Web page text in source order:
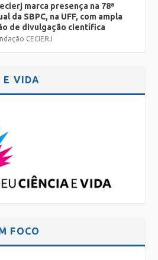
marca presença na 78ª
da SBPC, na UFF, com ampla
de divulgação científica
CECIERJ
E VIDA
FOCO